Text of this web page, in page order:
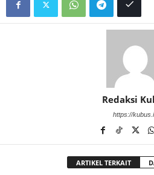
Redaksi
https://
ARTIKEL TERKAIT